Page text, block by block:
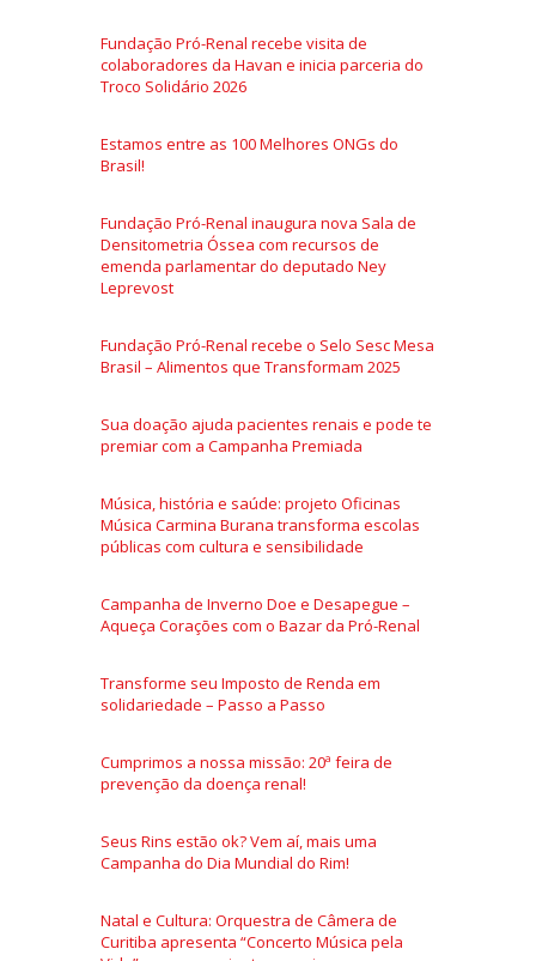
Fundação Pró-Renal recebe visita de
colaboradores da Havan e inicia parceria do
Troco Solidário 2026
Estamos entre as 100 Melhores ONGs do
Brasil!
Fundação Pró-Renal inaugura nova Sala de
Densitometria Óssea com recursos de
emenda parlamentar do deputado Ney
Leprevost
Fundação Pró-Renal recebe o Selo Sesc Mesa
Brasil – Alimentos que Transformam 2025
Sua doação ajuda pacientes renais e pode te
premiar com a Campanha Premiada
Música, história e saúde: projeto Oficinas
Música Carmina Burana transforma escolas
públicas com cultura e sensibilidade
Campanha de Inverno Doe e Desapegue –
Aqueça Corações com o Bazar da Pró-Renal
Transforme seu Imposto de Renda em
solidariedade – Passo a Passo
Cumprimos a nossa missão: 20ª feira de
prevenção da doença renal!
Seus Rins estão ok? Vem aí, mais uma
Campanha do Dia Mundial do Rim!
Natal e Cultura: Orquestra de Câmera de
Curitiba apresenta “Concerto Música pela